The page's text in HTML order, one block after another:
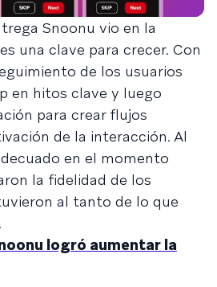
Snoonu vio en la
una clave para crecer. Con
de los usuarios
en hitos clave y luego
para crear flujos
de la interacción. Al
en el momento
la fidelidad de los
al tanto de lo que
logró aumentar la